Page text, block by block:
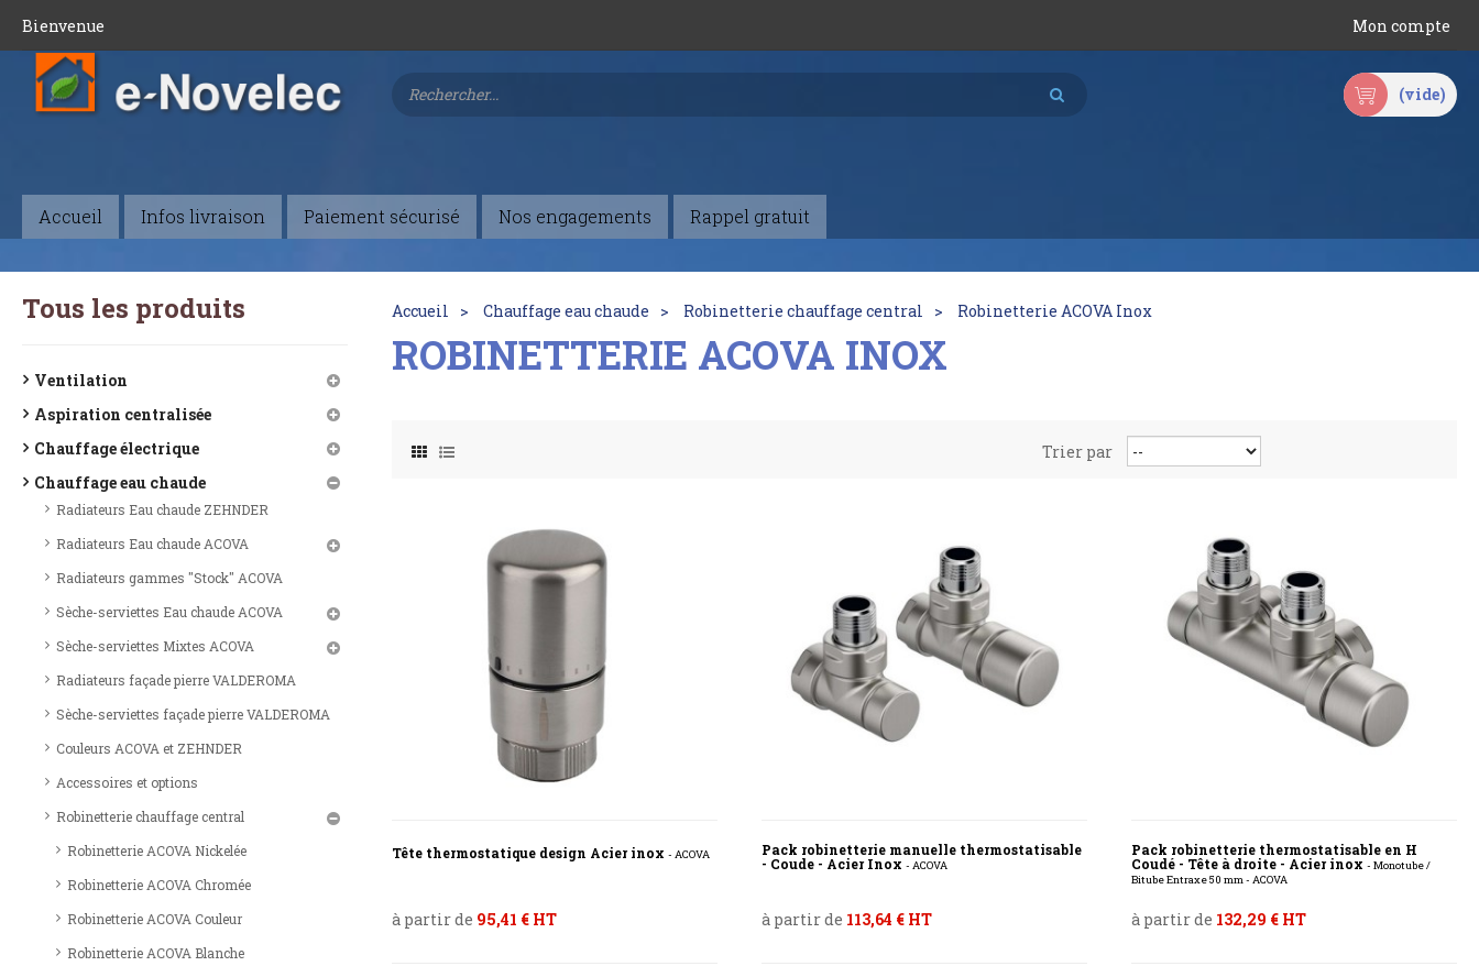
Bienvenue Mon compte
(vide)
Accueil Infos livraison Paiement sécurisé Nos engagements Rappel gratuit
Tous les produits
Ventilation
Aspiration centralisée
Chauffage électrique
Chauffage eau chaude
Radiateurs Eau chaude ZEHNDER
Radiateurs Eau chaude ACOVA
Radiateurs gammes "Stock" ACOVA
Sèche-serviettes Eau chaude ACOVA
Sèche-serviettes Mixtes ACOVA
Radiateurs façade pierre VALDEROMA
Sèche-serviettes façade pierre VALDEROMA
Couleurs ACOVA et ZEHNDER
Accessoires et options
Robinetterie chauffage central
Robinetterie ACOVA Nickelée
Robinetterie ACOVA Chromée
Robinetterie ACOVA Couleur
Robinetterie ACOVA Blanche
Accueil Chauffage eau chaude Robinetterie chauffage central Robinetterie ACOVA Inox
ROBINETTERIE ACOVA INOX
Trier par
Tête thermostatique design Acier inox - ACOVA
à partir de 95,41 € HT
Pack robinetterie manuelle thermostatisable
- Coude - Acier Inox - ACOVA
à partir de 113,64 € HT
Pack robinetterie thermostatisable en H
Coudé - Tête à droite - Acier inox - Monotube /
Bitube Entraxe 50 mm - ACOVA
à partir de 132,29 € HT